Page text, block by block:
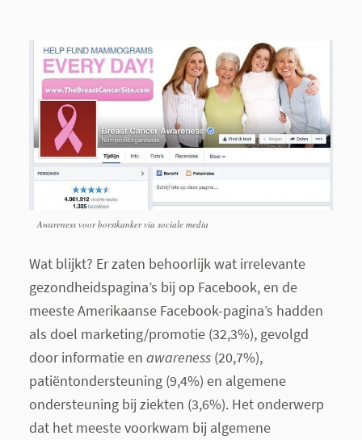
Awareness voor borstkanker via sociale media
Wat blijkt? Er zaten behoorlijk wat irrelevante
gezondheidspagina’s bij op Facebook, en de
meeste Amerikaanse Facebook-pagina’s hadden
als doel marketing/promotie (32,3%), gevolgd
door informatie en awareness(20,7%),
patiëntondersteuning (9,4%) en algemene
ondersteuning bij ziekten (3,6%). Het onderwerp
dat het meeste voorkwam bij algemene